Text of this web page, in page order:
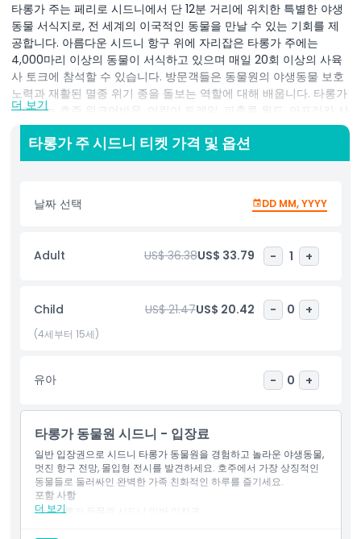
타롱가 주는 페리로 시드니에서 단 12분 거리에 위치한 특별한 야생
동물 서식지로, 전 세계의 이국적인 동물을 만날 수 있는 기회를 제
공합니다. 아름다운 시드니 항구 위에 자리잡은 타롱가 주에는
4,000마리 이상의 동물이 서식하고 있으며 매일 20회 이상의 사육
사 토크에 참석할 수 있습니다. 방문객들은 동물원의 야생동물 보호
노력과 재활된 멸종 위기 종을 돌보는 역할에 대해 배웁니다. 타롱가
주에서는 호주 워크어바웃, 어린이 트레일, 파충류 월드, 아프리카 사
바나 등 다양한 트레일을 탐험할 수 있습니다. 비록 빅 캣 트레일은
더 이상 없지만 여전히 흥미로운 구역이 많이 있습니다. 타롱가 콘서
베이션 소사이어티 오스트레일리아는 야생동물과 인간이 공존하며
래 세대를 위해 세계 야생동물을 보호하는 데 전념하고 있습니다. 우
리의 보전 과학 노력은 호주 내뿐만 아니라 전 세계적으로 확장됩니
해결합니다. 과학적 노력 외에도 타롱가 주는 젊은이들이 글로벌 보
전의 리더가 되도록 영감을 주는 교육 프로그램을 제공합니다. 이 동
원을 받으며, 재단은 보전, 교육 및 야생동물 관리를 위한 기금을 마
련합니다.
포함 사항
아동 성인 정책
포함되지 않는 사항
더 보기
타롱가 주 시드니 티켓 가격 및 옵션
날짜 선택 DD MM, YYYY
Adult US$ 36.38US$ 33.79 - 1 +
Child US$ 21.47US$ 20.42 - 0 +
(4세부터 15세)
유아 - 0 +
타롱가 동물원 시드니 - 입장료
일반 입장권으로 시드니 타롱가 동물원을 경험하고 놀라운 야생동물,
멋진 항구 전망, 몰입형 전시를 발견하세요. 호주에서 가장 상징적인
동물들로 둘러싸인 완벽한 가족 친화적인 하루를 즐기세요.
더 보기
포함 사항
타롱가 동물원 시드니 일반 입장권